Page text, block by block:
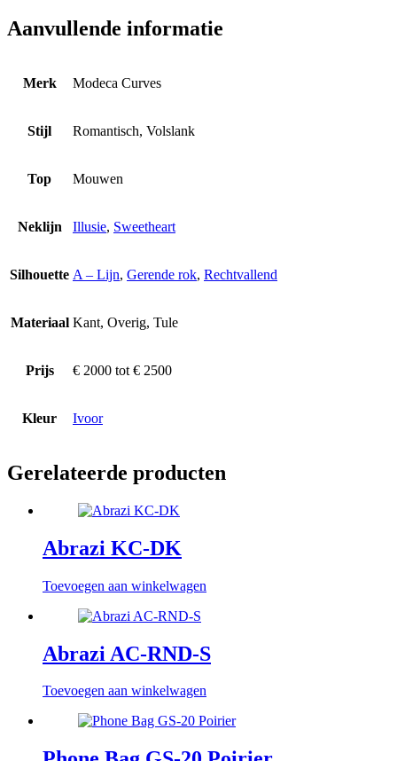
Aanvullende informatie
Merk Modeca Curves
Stijl Romantisch, Volslank
Top Mouwen
Neklijn Illusie, Sweetheart
Silhouette A – Lijn, Gerende rok, Rechtvallend
Materiaal Kant, Overig, Tule
Prijs € 2000 tot € 2500
Kleur Ivoor
Gerelateerde producten
Abrazi KC-DK
Toevoegen aan winkelwagen
Abrazi AC-RND-S
Toevoegen aan winkelwagen